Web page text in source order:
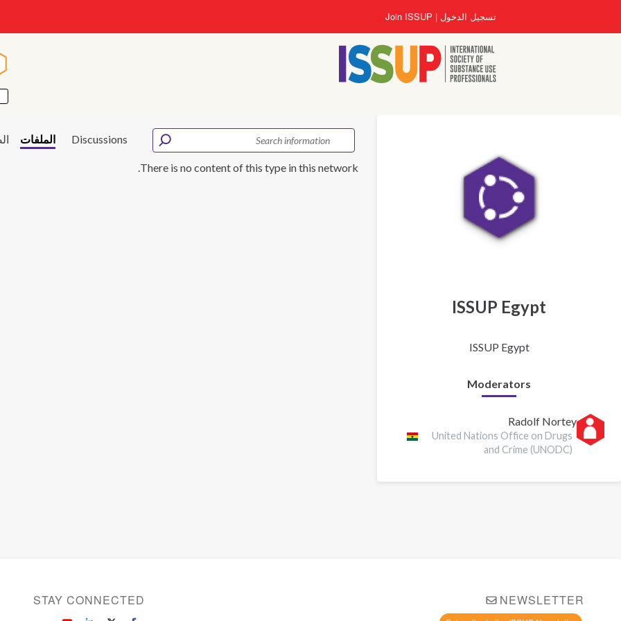
المحتوى
تسجيل الدخول Join ISSUP
ISSUP Egypt
ISSUP Egypt
Moderators
Radolf Nortey
United Nations Office on Drugs
and Crime (UNODC)
Discussions الملفات
There is no content of this type in this network.
STAY CONNECTED NEWSLETTER